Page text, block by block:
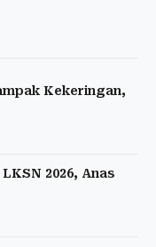
Kekeringan,
2026, Anas